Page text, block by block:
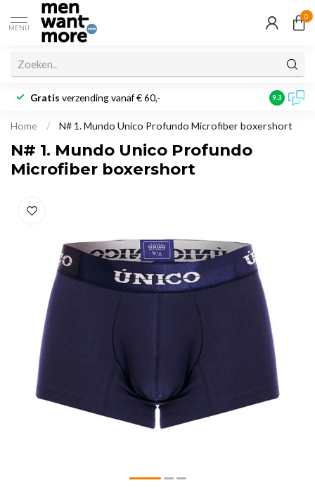
MENU
0
Gratis verzending vanaf € 60,- 9.3
Home / N# 1. Mundo Unico Profundo Microfiber boxershort
N# 1. Mundo Unico Profundo
Microfiber boxershort